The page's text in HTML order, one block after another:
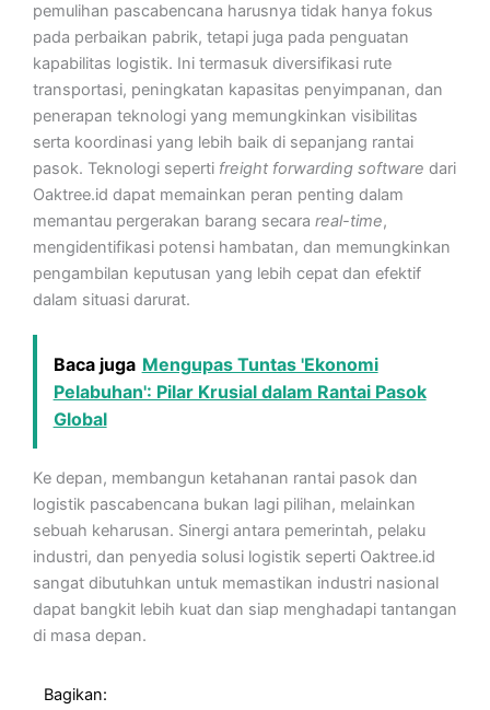
pemulihan pascabencana harusnya tidak hanya fokus
pada perbaikan pabrik, tetapi juga pada penguatan
kapabilitas logistik. Ini termasuk diversifikasi rute
transportasi, peningkatan kapasitas penyimpanan, dan
penerapan teknologi yang memungkinkan visibilitas
serta koordinasi yang lebih baik di sepanjang rantai
pasok. Teknologi seperti freight forwarding software dari
Oaktree.id dapat memainkan peran penting dalam
memantau pergerakan barang secara real-time,
mengidentifikasi potensi hambatan, dan memungkinkan
pengambilan keputusan yang lebih cepat dan efektif
dalam situasi darurat.
Baca juga Mengupas Tuntas 'Ekonomi
Pelabuhan': Pilar Krusial dalam Rantai Pasok
Global
Ke depan, membangun ketahanan rantai pasok dan
logistik pascabencana bukan lagi pilihan, melainkan
sebuah keharusan. Sinergi antara pemerintah, pelaku
industri, dan penyedia solusi logistik seperti Oaktree.id
sangat dibutuhkan untuk memastikan industri nasional
dapat bangkit lebih kuat dan siap menghadapi tantangan
di masa depan.
Bagikan: